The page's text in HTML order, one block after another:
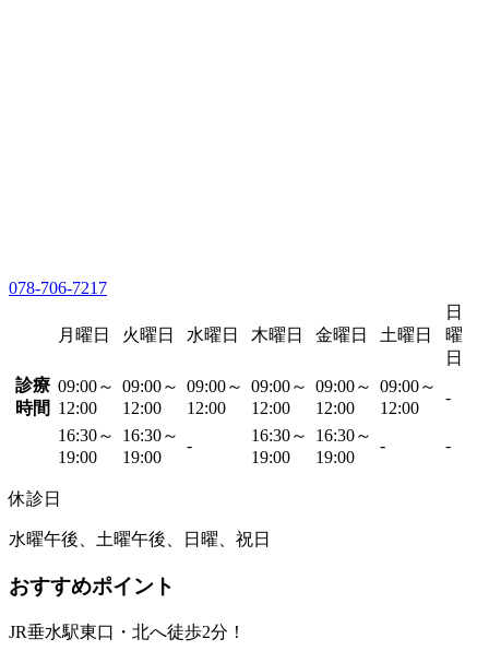
078-706-7217
月曜日 火曜日 水曜日 木曜日 金曜日 土曜日
日
曜
日
診療
時間
09:00～
12:00
09:00～
12:00
09:00～
12:00
09:00～
12:00
09:00～
12:00
09:00～
12:00
-
16:30～
19:00
16:30～
19:00
-
16:30～
19:00
16:30～
19:00
- -
休診日
水曜午後、土曜午後、日曜、祝日
おすすめポイント
JR垂水駅東口・北へ徒歩2分！